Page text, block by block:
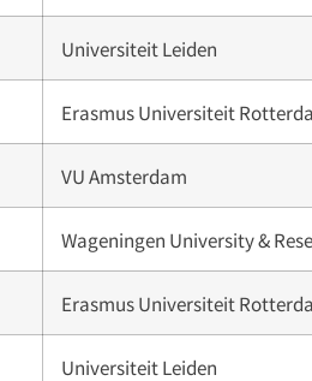
Universiteit Leiden
Erasmus Universiteit
VU Amsterdam
Wageningen University &
Erasmus Universiteit
Universiteit Leiden